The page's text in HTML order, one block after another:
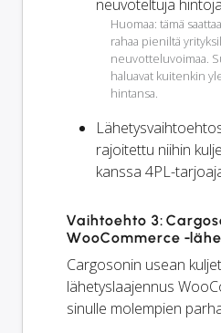
neuvoteltuja
Huomaa: tämä
rahaa pieniltä
neuvotteluvoimaa.
haluavat kuitenkin
hintansa.
rajoitettu niihin
kanssa 4PL-
Vaihtoehto 3:
WooCommerce -
Cargosonin usean
lähetyslaajennus
sinulle molempien